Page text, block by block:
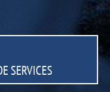
SERVICES